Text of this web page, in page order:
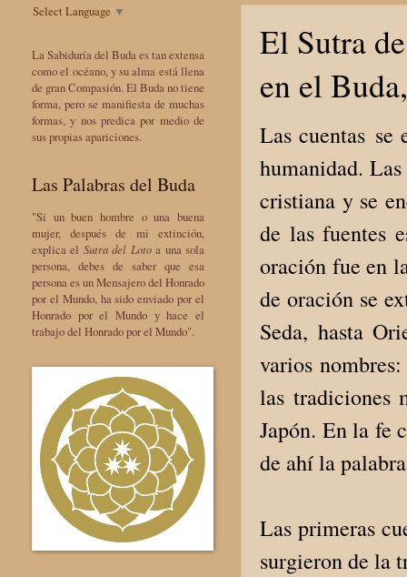
El Sutra
en el
Las cuentas se
humanidad.
cristiana y se
de las fuentes
oración fue en
de oración se
Seda, hasta
varios
las tradiciones
Japón. En la fe
de ahí la
Las primeras
surgieron de la
Select Language ▼
La Sabiduría del Buda es tan extensa
como el océano, y su alma está llena
de gran Compasión. El Buda no tiene
forma, pero se manifiesta de muchas
formas, y nos predica por medio de
sus propias apariciones.
Las Palabras del Buda
"Si un buen hombre o una buena
mujer, después de mi extinción,
explica el Sutra del Lotoa una sola
persona, debes de saber que esa
persona es un Mensajero del Honrado
por el Mundo, ha sido enviado por el
Honrado por el Mundo y hace el
trabajo del Honrado por el Mundo".